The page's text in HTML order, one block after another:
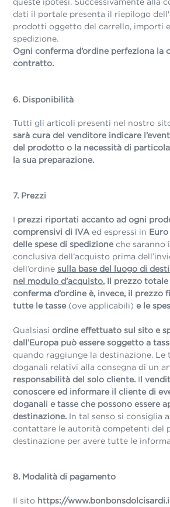
dati il portale presenta il riepilogo
prodotti oggetto del carrello, importi e
spedizione.
Ogni conferma d’ordine perfeziona la
contratto.
6. Disponibilità
Tutti gli articoli presenti nel nostro
sarà cura del venditore indicare
del prodotto o la necessità di
la sua preparazione.
7. Prezzi
I prezzi riportati accanto ad ogni
comprensivi di IVA ed espressi in Euro
delle spese di spedizione che saranno
conclusiva dell’acquisto prima
dell’ordine sulla base del luogo di
nel modulo d’acquisto. Il prezzo
conferma d’ordine è, invece, il prezzo
tutte le tasse (ove applicabili) e le
Qualsiasi ordine effettuato sul sito e
dall’Europa può essere soggetto a
quando raggiunge la destinazione. Le
doganali relativi alla consegna di un
responsabilità del solo cliente. I l
conoscere ed informare il cliente di
doganali e tasse che possono essere
destinazione. In tal senso si consiglia
contattare le autorità competenti del
destinazione per avere tutte le
8. Modalità di pagamento
Il sito https://